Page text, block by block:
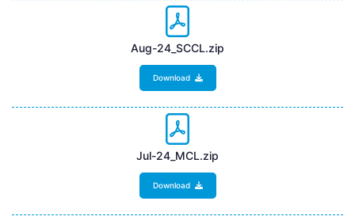
Aug-24_SCCL.zip
Download
Jul-24_MCL.zip
Download